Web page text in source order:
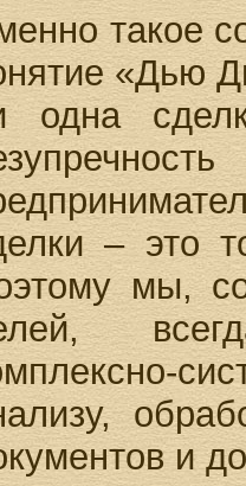
такое
«Дью
одна
– это
мы,
и